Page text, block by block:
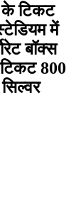
के टिकट
में
बॉक्स
800